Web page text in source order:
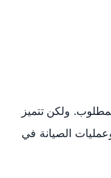
ولكن تتميز
الصيانة في